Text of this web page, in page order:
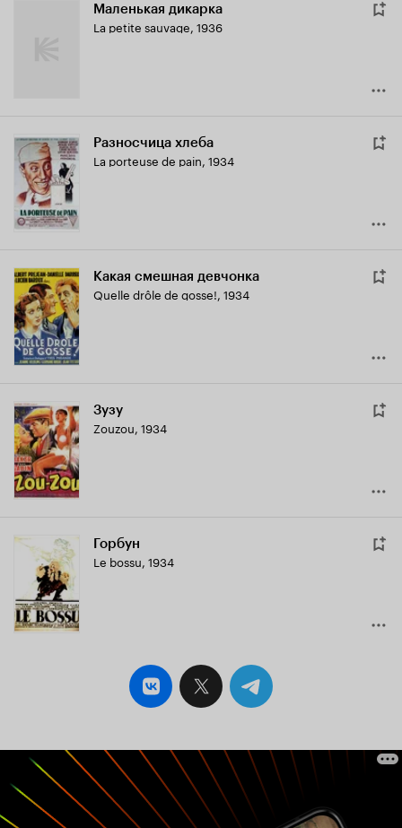
Маленькая дикарка
La petite sauvage, 1936
Разносчица хлеба
La porteuse de pain, 1934
Какая смешная девчонка
Quelle drôle de gosse!, 1934
Зузу
Zouzou, 1934
Горбун
Le bossu, 1934